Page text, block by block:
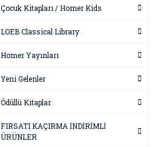
Çocuk Kitapları / Homer Kids
LOEB Classical Library
Homer Yayınları
Yeni Gelenler
Ödüllü Kitaplar
FIRSATI KAÇIRMA İNDİRİMLİ
ÜRÜNLER